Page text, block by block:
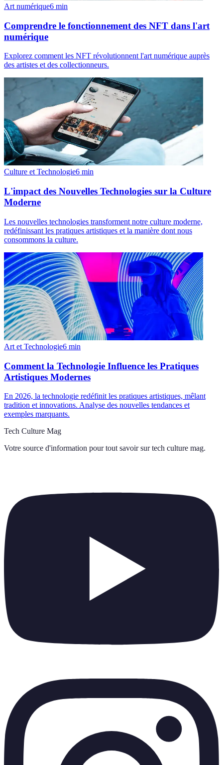
Art numérique6 min
Comprendre le fonctionnement des NFT dans l'art
numérique
Explorez comment les NFT révolutionnent l'art numérique auprès
des artistes et des collectionneurs.
Culture et Technologie6 min
L'impact des Nouvelles Technologies sur la Culture
Moderne
Les nouvelles technologies transforment notre culture moderne,
redéfinissant les pratiques artistiques et la manière dont nous
consommons la culture.
Art et Technologie6 min
Comment la Technologie Influence les Pratiques
Artistiques Modernes
En 2026, la technologie redéfinit les pratiques artistiques, mêlant
tradition et innovations. Analyse des nouvelles tendances et
exemples marquants.
Tech Culture Mag
Votre source d'information pour tout savoir sur tech culture mag.